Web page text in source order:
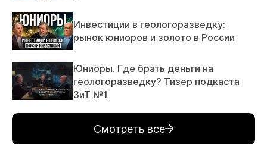
Инвестиции в геологоразведку:
рынок юниоров и золото в России
Юниоры. Где брать деньги на
геологоразведку? Тизер подкаста
ЗиТ №1
Смотреть все